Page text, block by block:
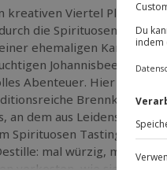
kreativen Viertel Plagwitz
die Spirituosen
ehemaligen
Johannisbeer Dry
Abenteuer. Hier
Brennkunst,
an dem aus Leidenschaft
Spirituosen Tasting
mal würzig, mal